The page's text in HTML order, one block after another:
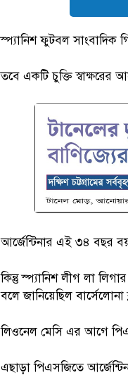
স্প্যানিশ ফুটবল সাংবাদিক
তবে একটি চুক্তি স্বাক্ষরের
আর্জেন্টিনার এই ৩৪ বছর
কিন্তু স্প্যানিশ লীগ লা
বলে জানিয়েছিল বার্সেলোনা
লিওনেল মেসি এর আগে
এছাড়া পিএসজিতে